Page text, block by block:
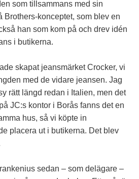
som tillsammans med sin
Brothers-konceptet, som blev en
han som kom på och drev idén
i butikerna.
skapat jeansmärket Crocker, vi
med de vidare jeansen. Jag
rätt längd redan i Italien, men det
JC:s kontor i Borås fanns det en
hus, så vi köpte in
placera ut i butikerna. Det blev
sedan – som delägare –